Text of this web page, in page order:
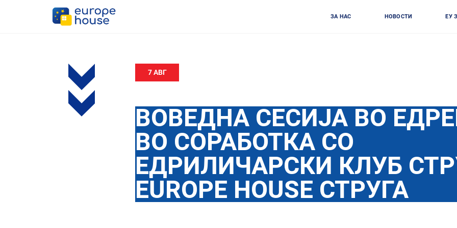
ЗА НАС НОВОСТИ ЕУ
7 АВГ
ВОВЕДНА СЕСИЈА ВО
ВО СОРАБОТКА СО
ЕДРИЛИЧАРСКИ КЛУБ
EUROPE HOUSE СТРУГА